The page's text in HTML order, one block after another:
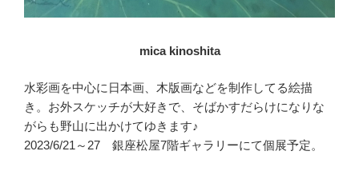
mica kinoshita
水彩画を中心に日本画、木版画などを制作してる絵描
き。お外スケッチが大好きで、そばかすだらけになりな
がらも野山に出かけてゆきます♪
2023/6/21～27 銀座松屋7階ギャラリーにて個展予定。